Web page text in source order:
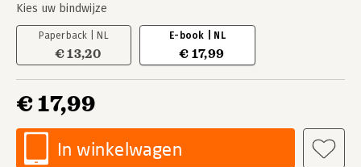
Kies uw bindwijze
Paperback | NL
€ 13,20
E-book | NL
€ 17,99
€ 17,99
In winkelwagen